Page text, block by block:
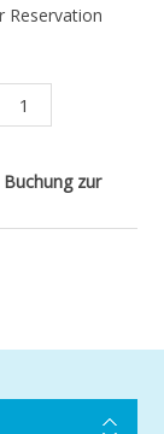
Reservation
zur